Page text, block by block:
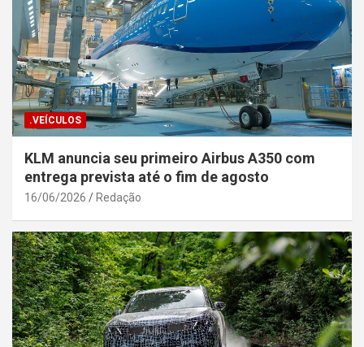
.VEÍCULOS
KLM anuncia seu primeiro Airbus A350 com
entrega prevista até o fim de agosto
16/06/2026 Redação